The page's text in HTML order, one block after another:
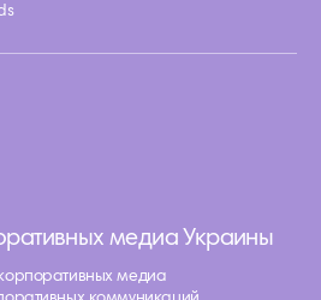
медиа Украины
медиа